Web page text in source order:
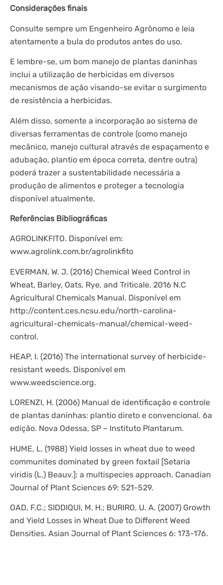
Considerações finais
Consulte sempre um Engenheiro Agrônomo e leia
atentamente a bula do produtos antes do uso.
E lembre-se, um bom manejo de plantas daninhas
inclui a utilização de herbicidas em diversos
mecanismos de ação visando-se evitar o surgimento
de resistência a herbicidas.
Além disso, somente a incorporação ao sistema de
diversas ferramentas de controle (como manejo
mecânico, manejo cultural através de espaçamento e
adubação, plantio em época correta, dentre outra)
poderá trazer a sustentabilidade necessária a
produção de alimentos e proteger a tecnologia
disponível atualmente.
Referências Bibliográficas
AGROLINKFITO. Disponível em:
www.agrolink.com.br/agrolinkfito
EVERMAN, W. J. (2016) Chemical Weed Control in
Wheat, Barley, Oats, Rye, and Triticale. 2016 N.C
Agricultural Chemicals Manual. Disponível em
http://content.ces.ncsu.edu/north-carolina-
agricultural-chemicals-manual/chemical-weed-
control.
HEAP, I. (2016) The international survey of herbicide-
resistant weeds. Disponível em
www.weedscience.org.
LORENZI, H. (2006) Manual de identificação e controle
de plantas daninhas: plantio direto e convencional. 6a
edição. Nova Odessa, SP – Instituto Plantarum.
HUME, L. (1988) Yield losses in wheat due to weed
communites dominated by green foxtail [Setaria
viridis (L.) Beauv.]: a multispecies approach. Canadian
Journal of Plant Sciences 69: 521-529.
OAD, F.C.; SIDDIQUI, M. H.; BURIRO, U. A. (2007) Growth
and Yield Losses in Wheat Due to Different Weed
Densities. Asian Journal of Plant Sciences 6: 173-176.